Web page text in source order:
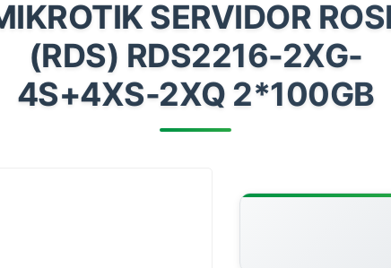
SERVIDOR
(RDS) RDS2216-2XG-
4S+4XS-2XQ 2*100GB